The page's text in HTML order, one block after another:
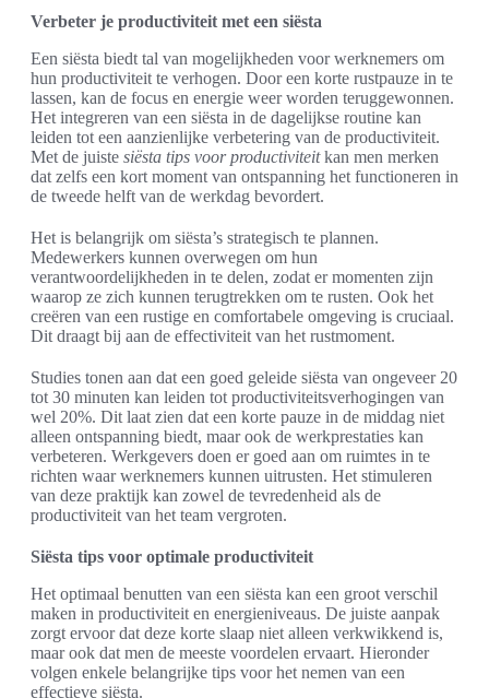
Verbeter je productiviteit met een siësta
Een siësta biedt tal van mogelijkheden voor werknemers om
hun productiviteit te verhogen. Door een korte rustpauze in te
lassen, kan de focus en energie weer worden teruggewonnen.
Het integreren van een siësta in de dagelijkse routine kan
leiden tot een aanzienlijke verbetering van de productiviteit.
Met de juiste siësta tips voor productiviteitkan men merken
dat zelfs een kort moment van ontspanning het functioneren in
de tweede helft van de werkdag bevordert.
Het is belangrijk om siësta’s strategisch te plannen.
Medewerkers kunnen overwegen om hun
verantwoordelijkheden in te delen, zodat er momenten zijn
waarop ze zich kunnen terugtrekken om te rusten. Ook het
creëren van een rustige en comfortabele omgeving is cruciaal.
Dit draagt bij aan de effectiviteit van het rustmoment.
Studies tonen aan dat een goed geleide siësta van ongeveer 20
tot 30 minuten kan leiden tot productiviteitsverhogingen van
wel 20%. Dit laat zien dat een korte pauze in de middag niet
alleen ontspanning biedt, maar ook de werkprestaties kan
verbeteren. Werkgevers doen er goed aan om ruimtes in te
richten waar werknemers kunnen uitrusten. Het stimuleren
van deze praktijk kan zowel de tevredenheid als de
productiviteit van het team vergroten.
Siësta tips voor optimale productiviteit
Het optimaal benutten van een siësta kan een groot verschil
maken in productiviteit en energieniveaus. De juiste aanpak
zorgt ervoor dat deze korte slaap niet alleen verkwikkend is,
maar ook dat men de meeste voordelen ervaart. Hieronder
volgen enkele belangrijke tips voor het nemen van een
effectieve siësta.